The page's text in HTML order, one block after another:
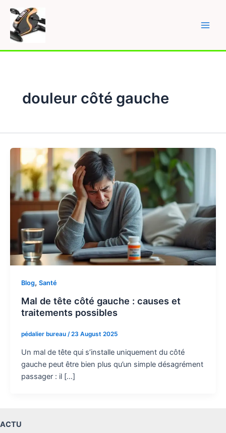
content
douleur côté gauche
Blog, Santé
Mal de tête côté gauche : causes et
traitements possibles
pédalier bureau /23 August 2025
Un mal de tête qui s’installe uniquement du côté
gauche peut être bien plus qu’un simple désagrément
passager : il […]
ACTU